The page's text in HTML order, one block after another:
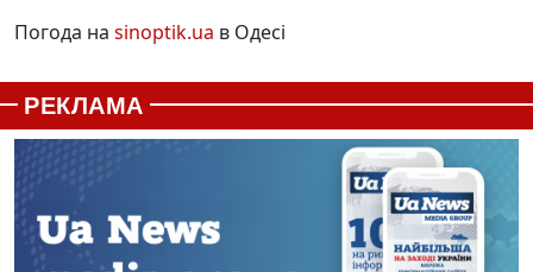
Погода на sinoptik.ua в Одесі
РЕКЛАМА